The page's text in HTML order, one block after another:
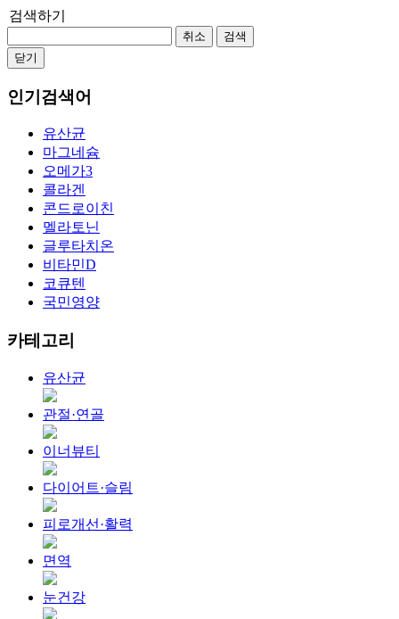
검색하기
취소
검색
닫기
인기검색어
유산균
마그네슘
오메가3
콜라겐
콘드로이친
멜라토닌
글루타치온
비타민D
코큐텐
국민영양
카테고리
유산균
관절·연골
이너뷰티
다이어트·슬림
피로개선·활력
면역
눈건강